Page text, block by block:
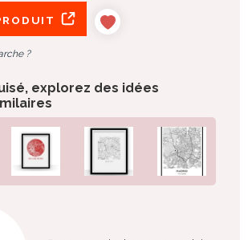
?
explorez des idées